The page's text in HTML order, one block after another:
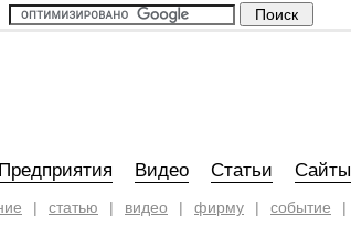
Предприятия Видео Статьи Сайты
| статью | видео | фирму | событие |